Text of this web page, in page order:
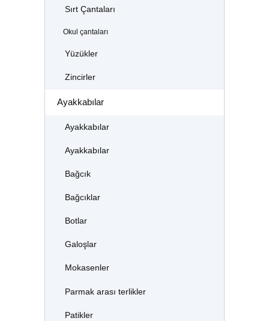
Sırt Çantaları
Okul çantaları
Yüzükler
Zincirler
Ayakkabılar
Ayakkabılar
Ayakkabılar
Bağcık
Bağcıklar
Botlar
Galoşlar
Mokasenler
Parmak arası terlikler
Patikler